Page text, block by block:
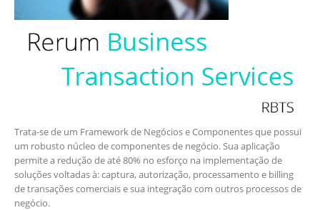
Trata-se de um Framework de Negócios e Componentes que possui
um robusto núcleo de componentes de negócio. Sua aplicação
permite a redução de até 80% no esforço na implementação de
soluções voltadas à: captura, autorização, processamento e billing
de transações comerciais e sua integração com outros processos de
negócio.